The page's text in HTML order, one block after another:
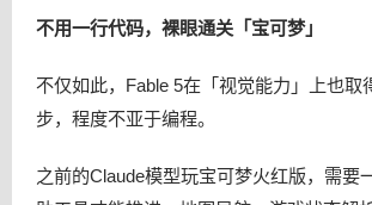
不用一行代码，裸眼通关「宝可梦」
不仅如此，Fable 5在「视觉能力」上也取
步，程度不亚于编程。
之前的Claude模型玩宝可梦火红版，需要